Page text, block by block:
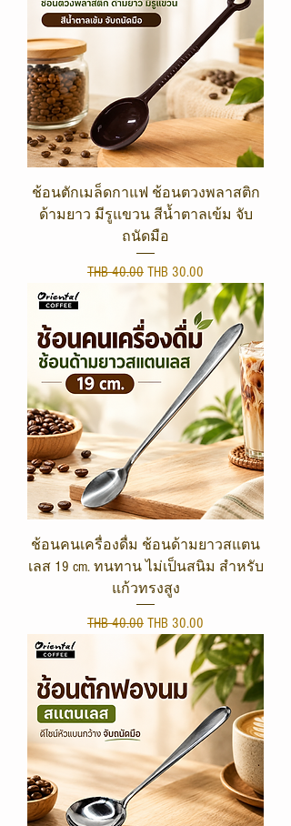
ช้อนตักเมล็ดกาแฟ ช้อนตวงพลาสติก
ด้ามยาว มีรูแขวน สีน้ำตาลเข้ม จับ
ถนัดมือ
Regular Price
THB 40.00 Sale Price
THB 30.00
ช้อนคนเครื่องดื่ม ช้อนด้ามยาวสแตน
เลส 19 cm. ทนทาน ไม่เป็นสนิม สำหรับ
แก้วทรงสูง
Regular Price
THB 40.00 Sale Price
THB 30.00